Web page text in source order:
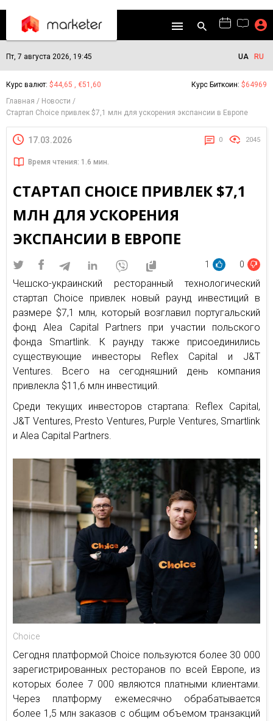
Пт, 7 августа 2026, 19:45 UA RU
Курс валют: $44,65 , €51,60 Курс Биткоин: $64969
Главная
Новости
Стартап Choice привлек $7,1 млн для ускорения экспансии в Европе
17.03.2026 0 2045
Время чтения: 1.6 мин.
СТАРТАП CHOICE ПРИВЛЕК $7,1
МЛН ДЛЯ УСКОРЕНИЯ
ЭКСПАНСИИ В ЕВРОПЕ
1 0
Чешско-украинский ресторанный технологический
стартап Choice привлек новый раунд инвестиций в
размере $7,1 млн, который возглавил португальский
фонд Alea Capital Partners при участии польского
фонда Smartlink. К раунду также присоединились
существующие инвесторы Reflex Capital и J&T
Ventures. Всего на сегодняшний день компания
привлекла $11,6 млн инвестиций.
Среди текущих инвесторов стартапа: Reflex Capital,
J&T Ventures, Presto Ventures, Purple Ventures, Smartlink
и Alea Capital Partners.
Choice
Сегодня платформой Choice пользуются более 30 000
зарегистрированных ресторанов по всей Европе, из
которых более 7 000 являются платными клиентами.
Через платформу ежемесячно обрабатывается
более 1,5 млн заказов с общим объемом транзакций